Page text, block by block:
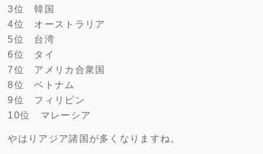
3位 韓国
4位 オーストラリア
5位 台湾
6位 タイ
7位 アメリカ合衆国
8位 ベトナム
9位 フィリピン
10位 マレーシア
やはりアジア諸国が多くなりますね。